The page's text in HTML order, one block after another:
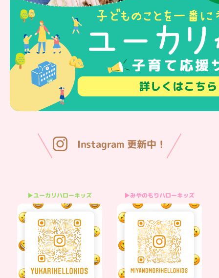
Instagram 更新中！
▶ユーカリハローキッズ ▶みやのもりハローキッズ